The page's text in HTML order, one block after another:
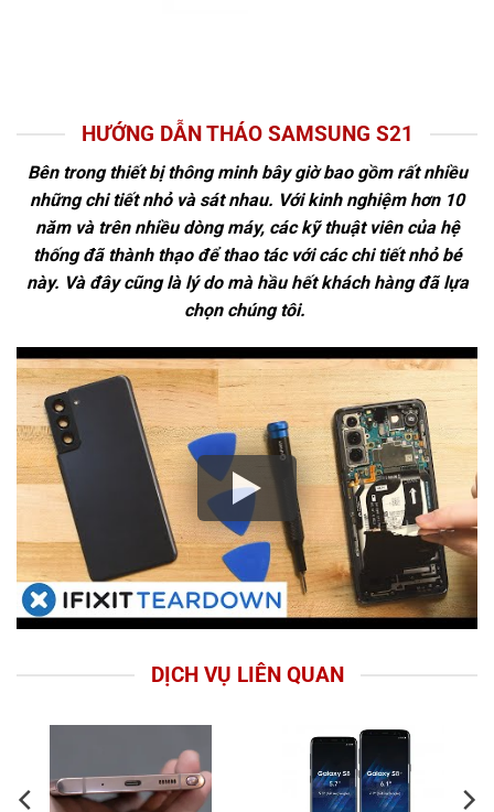
HƯỚNG DẪN THÁO SAMSUNG S21
Bên trong thiết bị thông minh bây giờ bao gồm rất nhiều
những chi tiết nhỏ và sát nhau. Với kinh nghiệm hơn 10
năm và trên nhiều dòng máy, các kỹ thuật viên của hệ
thống đã thành thạo để thao tác với các chi tiết nhỏ bé
này. Và đây cũng là lý do mà hầu hết khách hàng đã lựa
chọn chúng tôi.
DỊCH VỤ LIÊN QUAN